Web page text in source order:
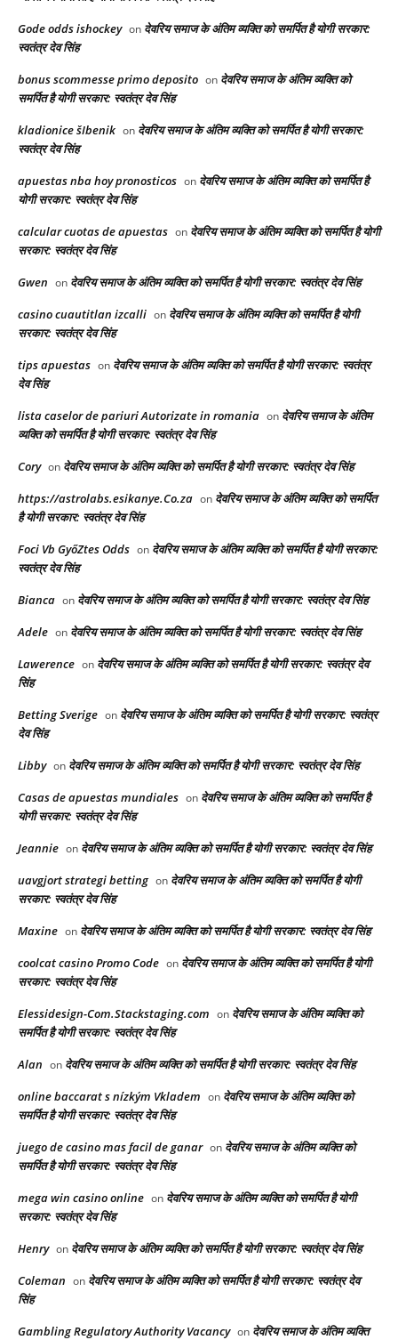
Gode odds ishockey on देवरिय समाज के अंतिम व्यक्ति को समर्पित है योगी सरकार:
स्वतंत्र देव सिंह
bonus scommesse primo deposito on देवरिय समाज के अंतिम व्यक्ति को
समर्पित है योगी सरकार: स्वतंत्र देव सिंह
kladionice šIbenik on देवरिय समाज के अंतिम व्यक्ति को समर्पित है योगी सरकार:
स्वतंत्र देव सिंह
apuestas nba hoy pronosticos on देवरिय समाज के अंतिम व्यक्ति को समर्पित है
योगी सरकार: स्वतंत्र देव सिंह
calcular cuotas de apuestas on देवरिय समाज के अंतिम व्यक्ति को समर्पित है योगी
सरकार: स्वतंत्र देव सिंह
Gwen on देवरिय समाज के अंतिम व्यक्ति को समर्पित है योगी सरकार: स्वतंत्र देव सिंह
casino cuautitlan izcalli on देवरिय समाज के अंतिम व्यक्ति को समर्पित है योगी
सरकार: स्वतंत्र देव सिंह
tips apuestas on देवरिय समाज के अंतिम व्यक्ति को समर्पित है योगी सरकार: स्वतंत्र
देव सिंह
lista caselor de pariuri Autorizate in romania on देवरिय समाज के अंतिम
व्यक्ति को समर्पित है योगी सरकार: स्वतंत्र देव सिंह
Cory on देवरिय समाज के अंतिम व्यक्ति को समर्पित है योगी सरकार: स्वतंत्र देव सिंह
https://astrolabs.esikanye.Co.za on देवरिय समाज के अंतिम व्यक्ति को समर्पित
है योगी सरकार: स्वतंत्र देव सिंह
Foci Vb GyőZtes Odds on देवरिय समाज के अंतिम व्यक्ति को समर्पित है योगी सरकार:
स्वतंत्र देव सिंह
Bianca on देवरिय समाज के अंतिम व्यक्ति को समर्पित है योगी सरकार: स्वतंत्र देव सिंह
Adele on देवरिय समाज के अंतिम व्यक्ति को समर्पित है योगी सरकार: स्वतंत्र देव सिंह
Lawerence on देवरिय समाज के अंतिम व्यक्ति को समर्पित है योगी सरकार: स्वतंत्र देव
सिंह
Betting Sverige on देवरिय समाज के अंतिम व्यक्ति को समर्पित है योगी सरकार: स्वतंत्र
देव सिंह
Libby on देवरिय समाज के अंतिम व्यक्ति को समर्पित है योगी सरकार: स्वतंत्र देव सिंह
Casas de apuestas mundiales on देवरिय समाज के अंतिम व्यक्ति को समर्पित है
योगी सरकार: स्वतंत्र देव सिंह
Jeannie on देवरिय समाज के अंतिम व्यक्ति को समर्पित है योगी सरकार: स्वतंत्र देव सिंह
uavgjort strategi betting on देवरिय समाज के अंतिम व्यक्ति को समर्पित है योगी
सरकार: स्वतंत्र देव सिंह
Maxine on देवरिय समाज के अंतिम व्यक्ति को समर्पित है योगी सरकार: स्वतंत्र देव सिंह
coolcat casino Promo Code on देवरिय समाज के अंतिम व्यक्ति को समर्पित है योगी
सरकार: स्वतंत्र देव सिंह
Elessidesign-Com.Stackstaging.com on देवरिय समाज के अंतिम व्यक्ति को
समर्पित है योगी सरकार: स्वतंत्र देव सिंह
Alan on देवरिय समाज के अंतिम व्यक्ति को समर्पित है योगी सरकार: स्वतंत्र देव सिंह
online baccarat s nízkým Vkladem on देवरिय समाज के अंतिम व्यक्ति को
समर्पित है योगी सरकार: स्वतंत्र देव सिंह
juego de casino mas facil de ganar on देवरिय समाज के अंतिम व्यक्ति को
समर्पित है योगी सरकार: स्वतंत्र देव सिंह
mega win casino online on देवरिय समाज के अंतिम व्यक्ति को समर्पित है योगी
सरकार: स्वतंत्र देव सिंह
Henry on देवरिय समाज के अंतिम व्यक्ति को समर्पित है योगी सरकार: स्वतंत्र देव सिंह
Coleman on देवरिय समाज के अंतिम व्यक्ति को समर्पित है योगी सरकार: स्वतंत्र देव
सिंह
Gambling Regulatory Authority Vacancy on देवरिय समाज के अंतिम व्यक्ति